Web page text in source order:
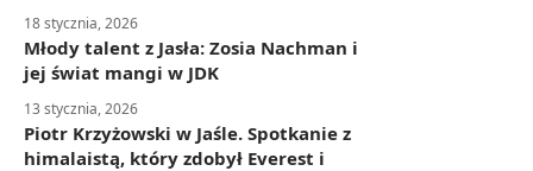
18 stycznia, 2026
Młody talent z Jasła: Zosia Nachman i
jej świat mangi w JDK
13 stycznia, 2026
Piotr Krzyżowski w Jaśle. Spotkanie z
himalaistą, który zdobył Everest i